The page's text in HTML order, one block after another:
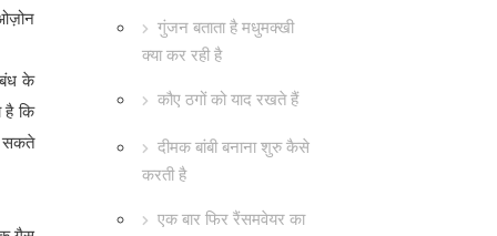
गुंजन बताता है मधुमक्खी
क्या कर रही है
कौए ठगों को याद रखते हैं
दीमक बांबी बनाना शुरु कैसे
करती है
एक बार फिर रैंसमवेयर का
के
है कि
सकते